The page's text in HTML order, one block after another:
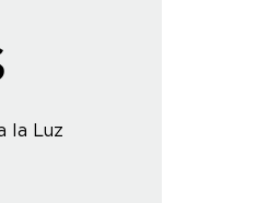
la Luz